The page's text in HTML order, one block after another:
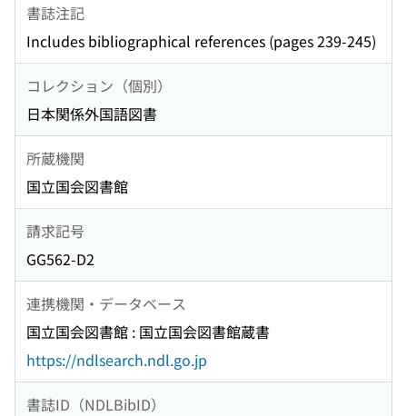
書誌注記
Includes bibliographical references (pages 239-245)
コレクション（個別）
日本関係外国語図書
所蔵機関
国立国会図書館
請求記号
GG562-D2
連携機関・データベース
国立国会図書館 : 国立国会図書館蔵書
https://ndlsearch.ndl.go.jp
書誌ID（NDLBibID）